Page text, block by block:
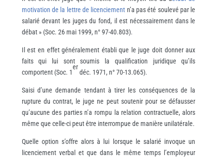
motivation de la lettre de licenciement n’a pas été soulevé par le
salarié devant les juges du fond, il est nécessairement dans le
débat » (Soc. 26 mai 1999, n° 97-40.803).
Il est en effet généralement établi que le juge doit donner aux
faits qui lui sont soumis la qualification juridique qu’ils
comportent (Soc. 1
er
déc. 1971, n° 70-13.065).
Saisi d’une demande tendant à tirer les conséquences de la
rupture du contrat, le juge ne peut soutenir pour se défausser
qu’aucune des parties n’a rompu la relation contractuelle, alors
même que celle-ci peut être interrompue de manière unilatérale.
Quelle option s’offre alors à lui lorsque le salarié invoque un
licenciement verbal et que dans le même temps l’employeur